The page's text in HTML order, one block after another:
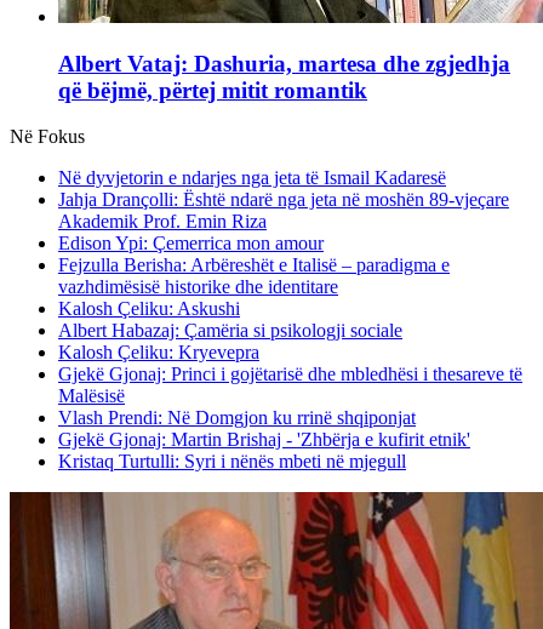
Albert Vataj: Dashuria, martesa dhe zgjedhja
që bëjmë, përtej mitit romantik
Në Fokus
Në dyvjetorin e ndarjes nga jeta të Ismail Kadaresë
Jahja Drançolli: Është ndarë nga jeta në moshën 89-vjeçare
Akademik Prof. Emin Riza
Edison Ypi: Çemerrica mon amour
Fejzulla Berisha: Arbëreshët e Italisë – paradigma e
vazhdimësisë historike dhe identitare
Kalosh Çeliku: Askushi
Albert Habazaj: Çamëria si psikologji sociale
Kalosh Çeliku: Kryevepra
Gjekë Gjonaj: Princi i gojëtarisë dhe mbledhësi i thesareve të
Malësisë
Vlash Prendi: Në Domgjon ku rrinë shqiponjat
Gjekë Gjonaj: Martin Brishaj - 'Zhbërja e kufirit etnik'
Kristaq Turtulli: Syri i nënës mbeti në mjegull